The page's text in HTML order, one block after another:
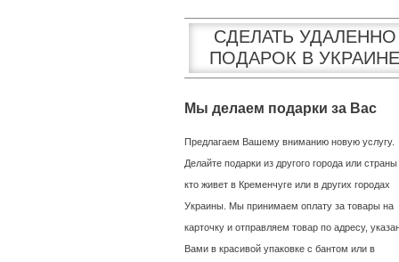
СДЕЛАТЬ УДАЛЕННО
ПОДАРОК В УКРАИНЕ
Мы делаем подарки за Вас
Предлагаем Вашему вниманию новую услугу.
Делайте подарки из другого города или страны
кто живет в Кременчуге или в других городах
Украины. Мы принимаем оплату за товары на
карточку и отправляем товар по адресу,
Вами в красивой упаковке с бантом или в